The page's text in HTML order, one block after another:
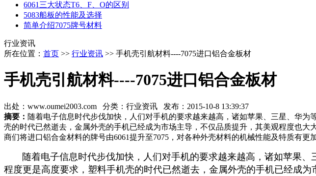
6061三大状态T6、F、O的区别
5083船板的性能及选择
简单介绍7075牌号材料
行业资讯
所在位置： 首页 >> 行业资讯 >> 手机壳引航材料----7075进口铝合金板材
手机壳引航材料----7075进口铝合金板材
出处：www.oumei2003.com 分类：行业资讯 发布：2015-10-8 13:39:37
摘要： 随着电子信息时代步伐加快，人们对手机的要求越来越高，诸如苹果、三星、华
壳的时代已然逝去，金属外壳的手机已经成为市场主导，不仅品质提升，其美观程度也
商们将进口铝合金材料的牌号由6061提升至7075，对各种外壳材料的机械性能及特质有更
随着电子信息时代步伐加快，人们对手机的要求越来越高，诸如苹果
程度更是高度要求，塑料手机壳的时代已然逝去，金属外壳的手机已经成